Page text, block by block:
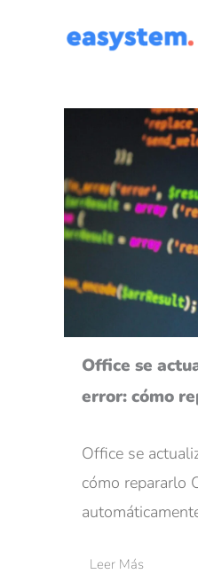
Office se
error: cómo
Office se
cómo repararlo
Leer Más